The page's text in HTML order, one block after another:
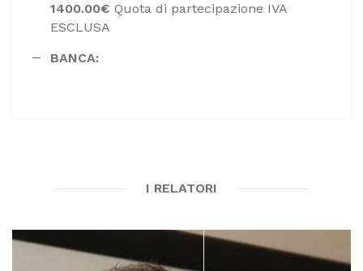
1400.00€ Quota di partecipazione IVA
ESCLUSA
BANCA:
I RELATORI